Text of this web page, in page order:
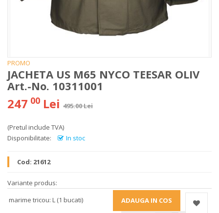
PROMO
JACHETA US M65 NYCO TEESAR OLIV
Art.-No. 10311001
247 00 Lei 495.00 Lei
(Pretul include TVA)
Disponibilitate:
In stoc
Cod: 21612
Variante produs:
marime tricou: L (1 bucati)